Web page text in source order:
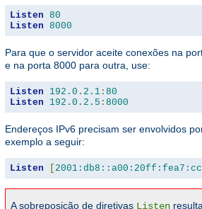
Listen 80
Listen 8000
Para que o servidor aceite conexões na
e na porta 8000 para outra, use:
Listen 192.0 . 2.1 : 80
Listen
192.0 . 2.5 : 8000
Endereços IPv6 precisam ser envolvidos
exemplo a seguir:
Listen
A sobreposição de diretivas Listen